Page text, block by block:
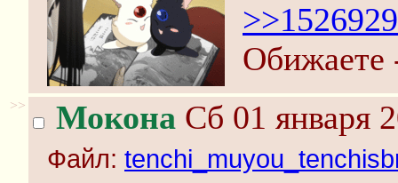
>>1526929
Обижаете
>> Мокона Сб 01 января
Файл: